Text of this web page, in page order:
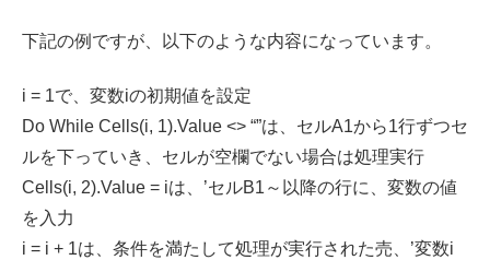
下記の例ですが、以下のような内容になっています。
i = 1で、変数iの初期値を設定
Do While Cells(i, 1).Value <> “”は、セルA1から1行ずつセ
ルを下っていき、セルが空欄でない場合は処理実行
Cells(i, 2).Value = iは、’セルB1～以降の行に、変数の値
を入力
i = i + 1は、条件を満たして処理が実行された売、’変数i